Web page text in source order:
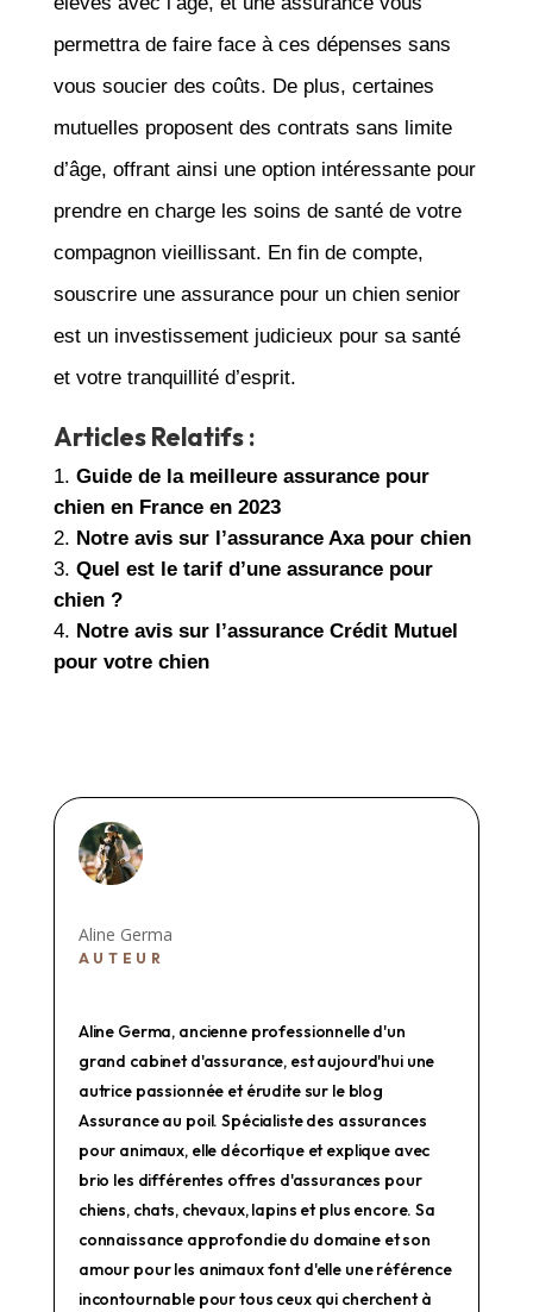
permettra de faire face à ces dépenses sans
vous soucier des coûts. De plus, certaines
mutuelles proposent des contrats sans limite
d’âge, offrant ainsi une option intéressante pour
prendre en charge les soins de santé de votre
compagnon vieillissant. En fin de compte,
souscrire une assurance pour un chien senior
est un investissement judicieux pour sa santé
et votre tranquillité d’esprit.
Articles Relatifs :
Guide de la meilleure assurance pour
chien en France en 2023
Notre avis sur l’assurance Axa pour chien
Quel est le tarif d’une assurance pour
chien ?
Notre avis sur l’assurance Crédit Mutuel
pour votre chien
Aline Germa
AUTEUR
Aline Germa, ancienne professionnelle d'un
grand cabinet d'assurance, est aujourd'hui une
autrice passionnée et érudite sur le blog
Assurance au poil. Spécialiste des assurances
pour animaux, elle décortique et explique avec
brio les différentes offres d'assurances pour
chiens, chats, chevaux, lapins et plus encore. Sa
connaissance approfondie du domaine et son
amour pour les animaux font d'elle une référence
incontournable pour tous ceux qui cherchent à